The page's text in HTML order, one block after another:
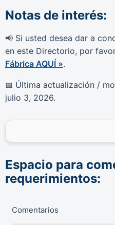
Notas de interés:
📢 Si usted desea dar a
en este Directorio, por
Fábrica AQUÍ ».
📅 Última actualización /
julio 3, 2026.
Espacio para
requerimientos:
Comentarios